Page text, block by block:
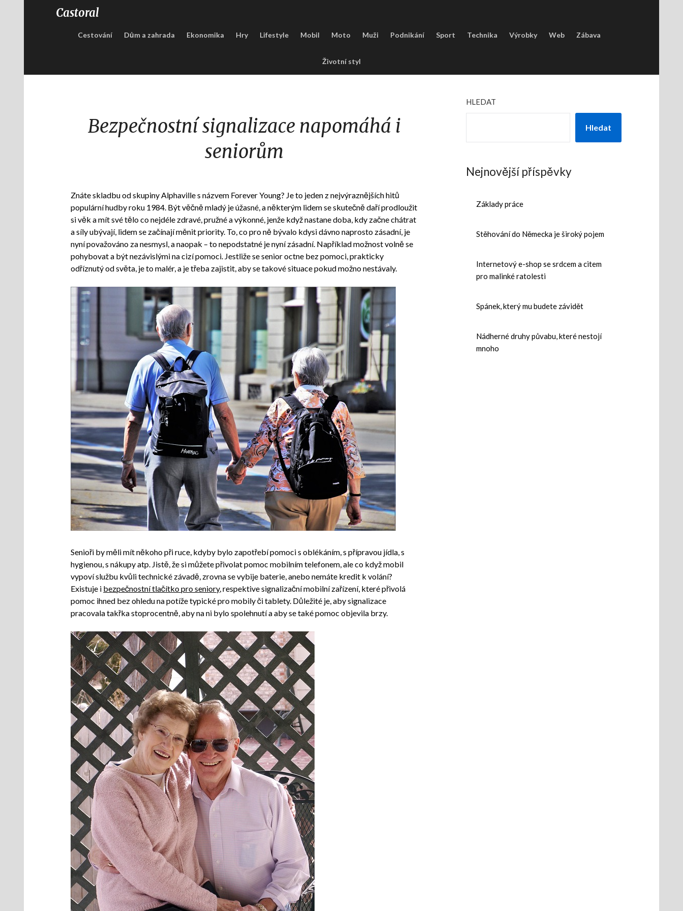
Castoral
Cestování Dům a zahrada Ekonomika Hry Lifestyle Mobil Moto Muži Podnikání Sport Technika Výrobky Web Zábava
Životní styl
Bezpečnostní signalizace napomáhá i
seniorům
Znáte skladbu od skupiny Alphaville s názvem Forever Young? Je to jeden z nejvýraznějších hitů
populární hudby roku 1984. Být věčně mladý je úžasné, a některým lidem se skutečně daří prodloužit
si věk a mít své tělo co nejdéle zdravé, pružné a výkonné, jenže když nastane doba, kdy začne chátrat
a síly ubývají, lidem se začínají měnit priority. To, co pro ně bývalo kdysi dávno naprosto zásadní, je
nyní považováno za nesmysl, a naopak – to nepodstatné je nyní zásadní. Například možnost volně se
pohybovat a být nezávislými na cizí pomoci. Jestliže se senior octne bez pomoci, prakticky
odříznutý od světa, je to malér, a je třeba zajistit, aby se takové situace pokud možno nestávaly.
Senioři by měli mít někoho při ruce, kdyby bylo zapotřebí pomoci s oblékáním, s přípravou jídla, s
hygienou, s nákupy atp. Jistě, že si můžete přivolat pomoc mobilním telefonem, ale co když mobil
vypoví službu kvůli technické závadě, zrovna se vybije baterie, anebo nemáte kredit k volání?
Existuje i bezpečnostní tlačítko pro seniory, respektive signalizační mobilní zařízení, které přivolá
pomoc ihned bez ohledu na potíže typické pro mobily či tablety. Důležité je, aby signalizace
pracovala takřka stoprocentně, aby na ni bylo spolehnutí a aby se také pomoc objevila brzy.
HLEDAT
Hledat
Nejnovější příspěvky
Základy práce
Stěhování do Německa je široký pojem
Internetový e-shop se srdcem a citem
pro malinké ratolesti
Spánek, který mu budete závidět
Nádherné druhy půvabu, které nestojí
mnoho